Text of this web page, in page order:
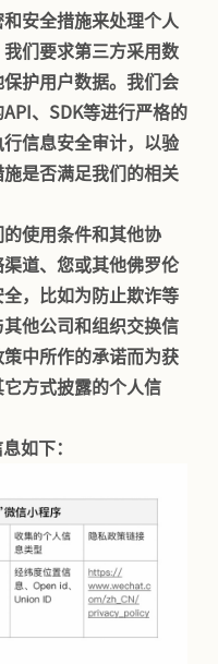
安全措施来处理个人
们要求第三方采用数
护用户数据。我们会
、SDK等进行严格的
信息安全审计，以验
是否满足我们的相关
使用条件和其他协
道、您或其他佛罗伦
，比如为防止欺诈等
他公司和组织交换信
中所作的承诺而为获
方式披露的个人信
如下：